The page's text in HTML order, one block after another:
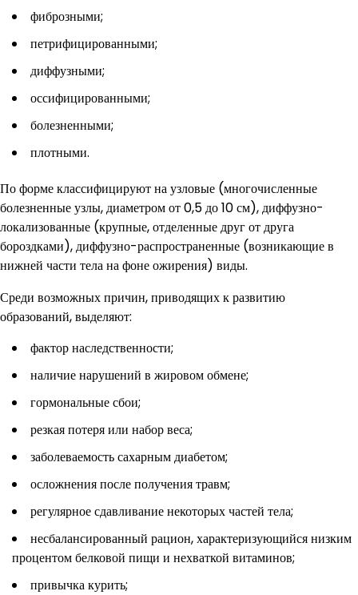
фиброзными;
петрифицированными;
диффузными;
оссифицированными;
болезненными;
плотными.
По форме классифицируют на узловые (многочисленные
болезненные узлы, диаметром от 0,5 до 10 см), диффузно-
локализованные (крупные, отделенные друг от друга
бороздками), диффузно-распространенные (возникающие в
нижней части тела на фоне ожирения) виды.
Среди возможных причин, приводящих к развитию
образований, выделяют:
фактор наследственности;
наличие нарушений в жировом обмене;
гормональные сбои;
резкая потеря или набор веса;
заболеваемость сахарным диабетом;
осложнения после получения травм;
регулярное сдавливание некоторых частей тела;
несбалансированный рацион, характеризующийся низким
процентом белковой пищи и нехваткой витаминов;
привычка курить;